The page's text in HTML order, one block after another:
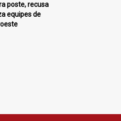
poste, recusa
equipes de